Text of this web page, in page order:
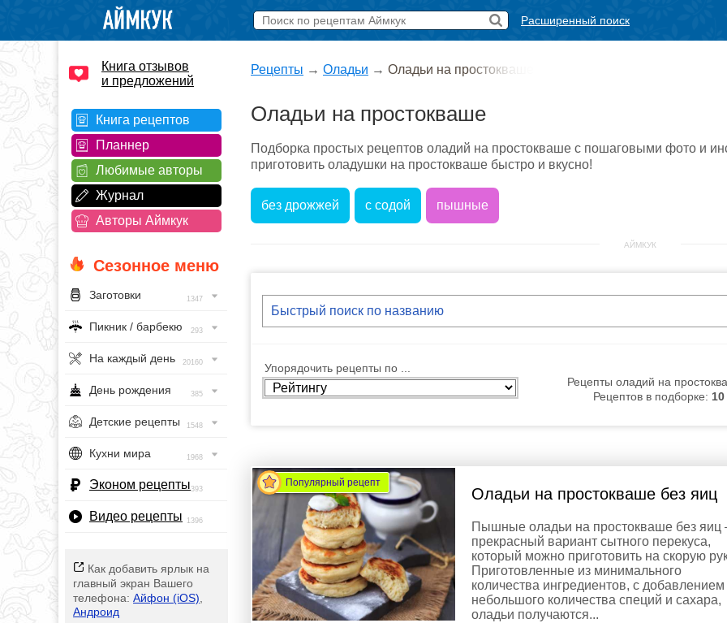
Расширенный поиск
Книга отзывов
и предложений
Книга рецептов
Планнер
Любимые авторы
Журнал
Авторы Аймкук
Сезонное меню
Заготовки 1347
Пикник / барбекю 293
На каждый день 20160
День рождения 385
Детские рецепты 1548
Кухни мира 1968
Эконом рецепты393
Видео рецепты 1396
Как добавить ярлык на
главный экран Вашего
телефона: Айфон (iOS)
Андроид
Рецепты → Оладьи → Оладьи на простокваше
Оладьи на простокваше
Подборка простых рецептов оладий на простокваше с пошаговыми фото и
приготовить оладушки на простокваше быстро и вкусно!
без дрожжей с содой пышные
АЙМКУК
Упорядочить рецепты по ...
Рецепты оладий на
Рецептов в подборке: 10
Популярный рецепт
Оладьи на простокваше без яиц
Пышные оладьи на простокваше без яиц
прекрасный вариант сытного перекуса,
который можно приготовить на скорую
Приготовленные из минимального
количества ингредиентов, с добавлением
небольшого количества специй и сахара,
оладьи получаются...